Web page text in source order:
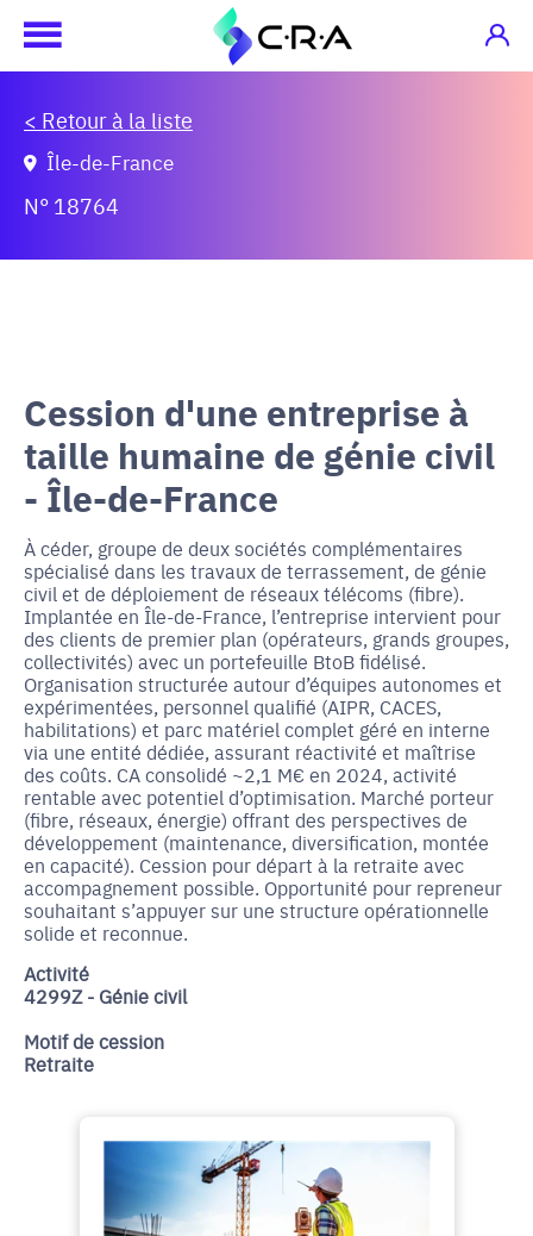
< Retour à la liste
N° 18764
Île-de-France
Cession d'une entreprise à
taille humaine de génie civil
- Île-de-France
À céder, groupe de deux sociétés complémentaires
spécialisé dans les travaux de terrassement, de génie
civil et de déploiement de réseaux télécoms (fibre).
Implantée en Île-de-France, l’entreprise intervient pour
des clients de premier plan (opérateurs, grands groupes,
collectivités) avec un portefeuille BtoB fidélisé.
Organisation structurée autour d’équipes autonomes et
expérimentées, personnel qualifié (AIPR, CACES,
habilitations) et parc matériel complet géré en interne
via une entité dédiée, assurant réactivité et maîtrise
des coûts. CA consolidé ~2,1 M€ en 2024, activité
rentable avec potentiel d’optimisation. Marché porteur
(fibre, réseaux, énergie) offrant des perspectives de
développement (maintenance, diversification, montée
en capacité). Cession pour départ à la retraite avec
accompagnement possible. Opportunité pour repreneur
souhaitant s’appuyer sur une structure opérationnelle
solide et reconnue.
Activité
4299Z - Génie civil
Motif de cession
Retraite